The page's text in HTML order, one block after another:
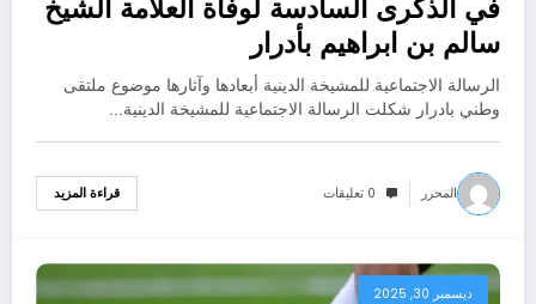
في الذكرى السادسة لوفاة العلامة الشيخ
سالم بن ابراهيم بأدرار
الرسالة الاجتماعية للمشيخة الدينية أبعادها وآثارها موضوع ملتقى
وطني بادرار شكلت الرسالة الاجتماعية للمشيخة الدينية…
المحرر 0 تعليقات قراءة المزيد
ديسمبر 30, 2025